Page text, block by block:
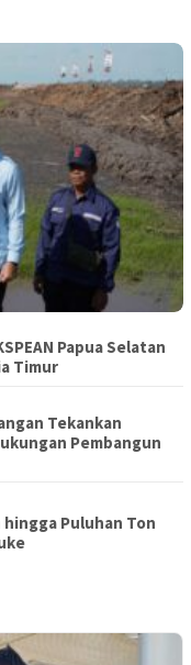
Papua Selatan
Timur
Tekankan
Pembangun
Puluhan Ton